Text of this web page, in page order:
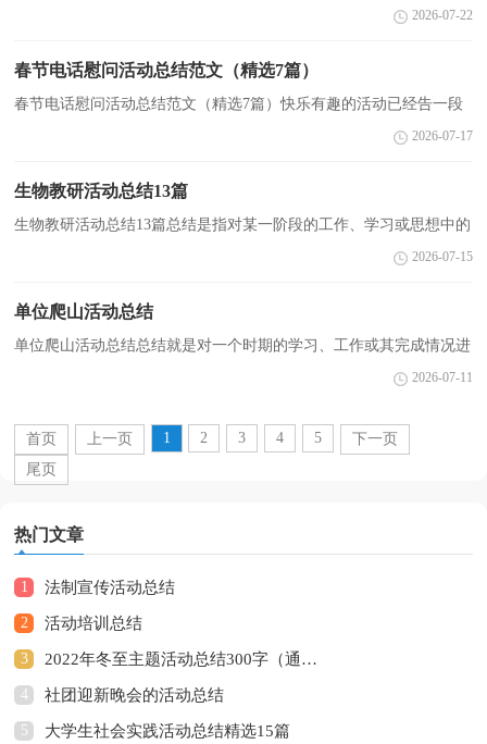
况进行回顾、分析，并做出客观评价的书面材料，它可以有效锻炼我
2026-07-22
春节电话慰问活动总结范文（精选7篇）
春节电话慰问活动总结范文（精选7篇）快乐有趣的活动已经告一段
落了，想必你学习了很多新知识，一定有不少可以总结的东西吧。那
2026-07-17
生物教研活动总结13篇
生物教研活动总结13篇总结是指对某一阶段的工作、学习或思想中的
经验或情况加以总结和概括的书面材料，它可以促使我们思考，因此
2026-07-15
单位爬山活动总结
单位爬山活动总结总结就是对一个时期的学习、工作或其完成情况进
行一次全面系统的回顾和分析的书面材料，它是增长才干的一种好办
2026-07-11
首页 上一页 1 2 3 4 5
下一页
尾页
热门文章
1 法制宣传活动总结
2 活动培训总结
3 2022年冬至主题活动总结300字（通用10篇）
4 社团迎新晚会的活动总结
5 大学生社会实践活动总结精选15篇